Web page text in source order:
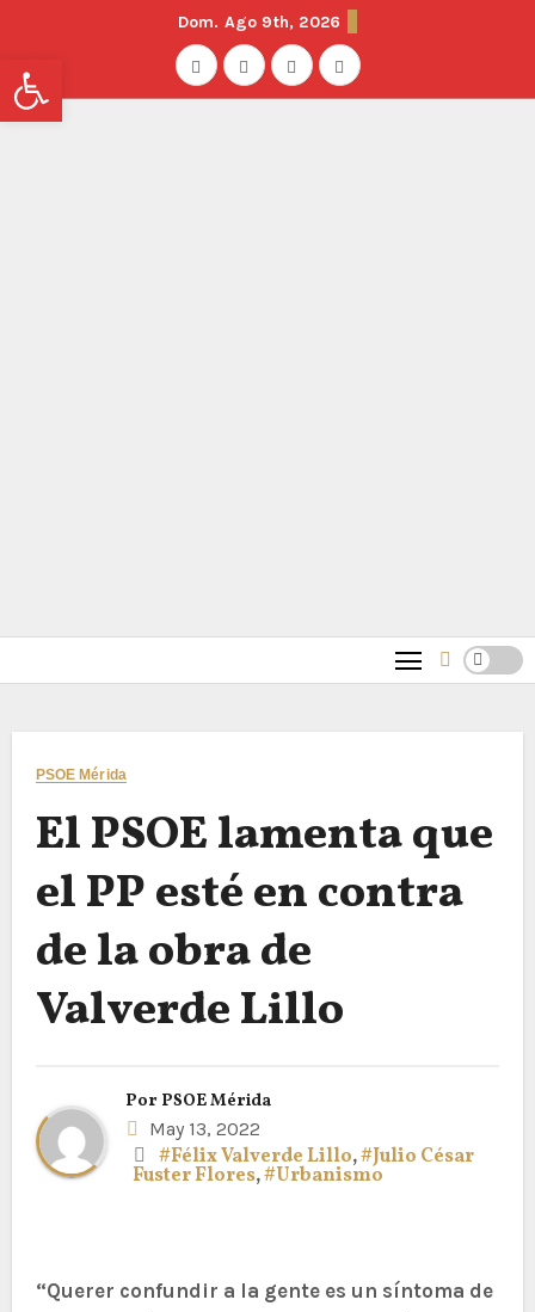
Dom. Ago 9th, 2026
PSOE Mérida
El PSOE lamenta que
el PP esté en contra
de la obra de
Valverde Lillo
Por PSOE Mérida
May 13, 2022
#Félix Valverde Lillo,#Julio César
Fuster Flores,#Urbanismo
“Querer confundir a la gente es un síntoma de
Abrir barra de herramientas